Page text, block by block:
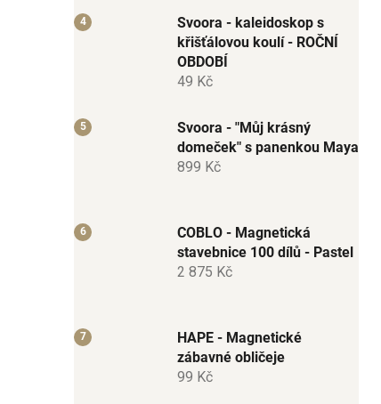
Svoora - kaleidoskop s
křišťálovou koulí - ROČNÍ
OBDOBÍ
49 Kč
Svoora - "Můj krásný
domeček" s panenkou Maya
899 Kč
COBLO - Magnetická
stavebnice 100 dílů - Pastel
2 875 Kč
HAPE - Magnetické
zábavné obličeje
99 Kč